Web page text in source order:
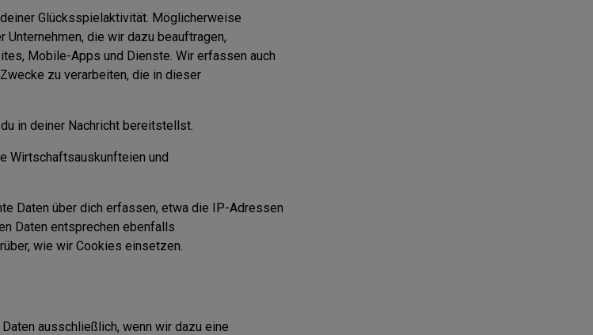
Glücksspielaktivität. Möglicherweise
die wir dazu beauftragen,
Mobile-Apps und Dienste. Wir erfassen auch
zu verarbeiten, die in dieser
in deiner Nachricht bereitstellst.
Wirtschaftsauskunfteien und
Daten über dich erfassen, etwa die IP-Adressen
Daten entsprechen ebenfalls
wie wir Cookies einsetzen.
ausschließlich, wenn wir dazu eine